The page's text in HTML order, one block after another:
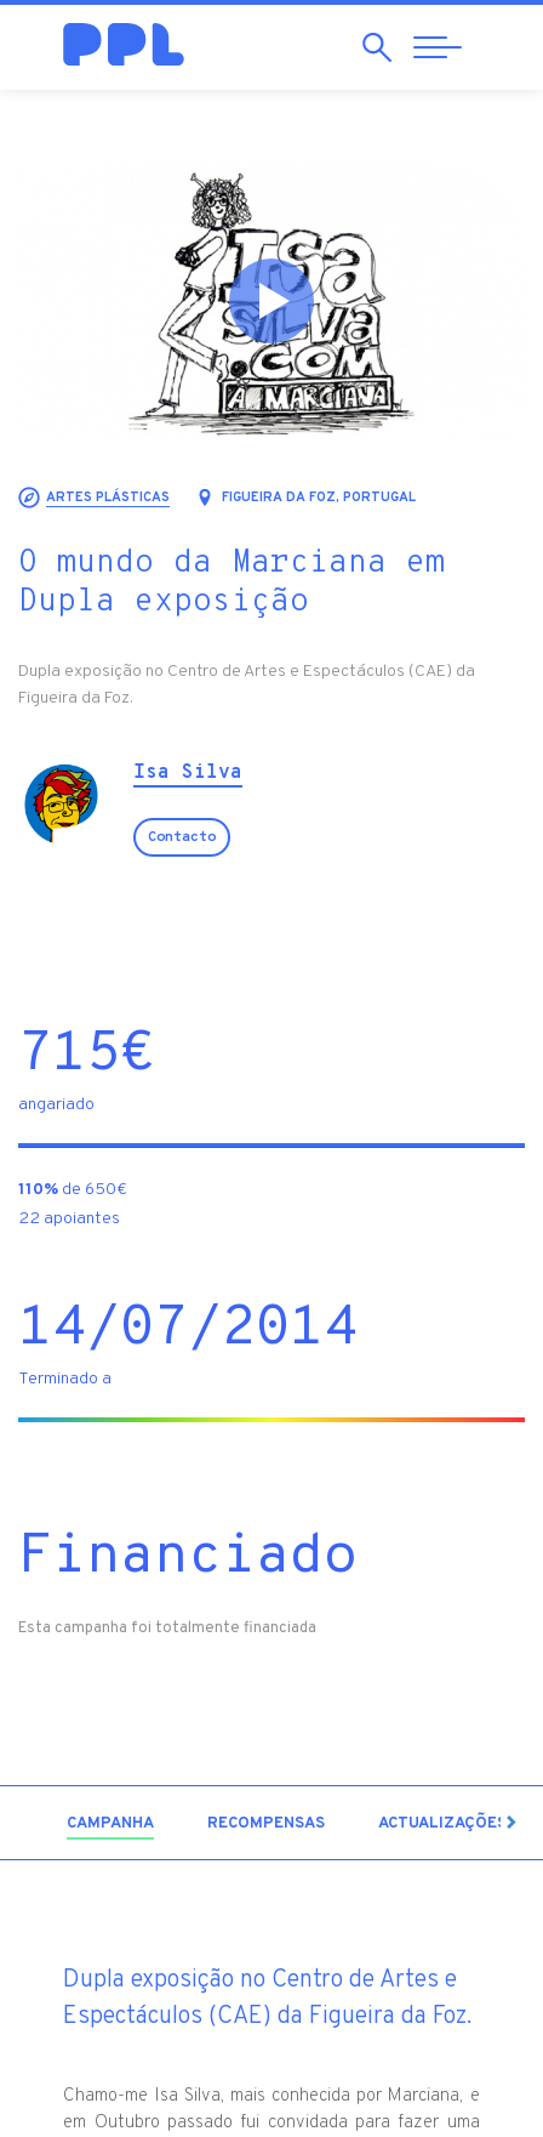
Pesquisar
Abrir
Navegação
ARTES PLÁSTICAS FIGUEIRA DA FOZ, PORTUGAL
O mundo da Marciana em
Dupla exposição
Dupla exposição no Centro de Artes e Espectáculos (CAE) da
Figueira da Foz.
Isa Silva
Contacto
715€
angariado
110% de 650€
22 apoiantes
14/07/2014
Terminado a
Financiado
Esta campanha foi totalmente financiada
CAMPANHA RECOMPENSAS ACTUALIZAÇÕES
25
Dupla exposição no Centro de Artes e
Espectáculos (CAE) da Figueira da Foz.
Chamo-me Isa Silva, mais conhecida por Marciana, e
em Outubro passado fui convidada para fazer uma